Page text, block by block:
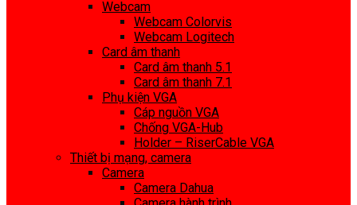
Webcam
Webcam Colorvis
Webcam Logitech
Card âm thanh
Card âm thanh 5.1
Card âm thanh 7.1
Phụ kiện VGA
Cáp nguồn VGA
Chống VGA-Hub
Holder – RiserCable VGA
Thiết bị mạng, camera
Camera
Camera Dahua